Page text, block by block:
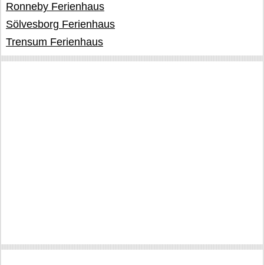
Ronneby Ferienhaus
Sölvesborg Ferienhaus
Trensum Ferienhaus